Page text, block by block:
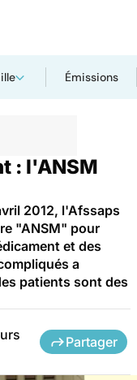
Émissions
: l'ANSM
2012, l'Afssaps
"ANSM" pour
et des
a
patients sont des
Partager